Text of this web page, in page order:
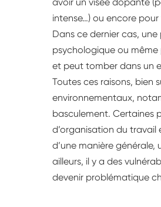
intense…) ou encore
Dans ce dernier cas,
psychologique ou
et peut tomber dans un
Toutes ces raisons, bien
environnementaux,
basculement. Certaines
d’organisation du travail
d’une manière
ailleurs, il y a des
devenir problématique